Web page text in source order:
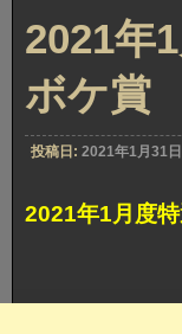
2021年
ボケ賞
投稿日: 2021年1月31日
2021年1月度特